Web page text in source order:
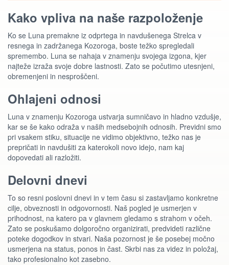
Kako vpliva na naše razpoloženje
Ko se Luna premakne iz odprtega in navdušenega Strelca v
resnega in zadržanega Kozoroga, boste težko spregledali
spremembo. Luna se nahaja v znamenju svojega izgona, kjer
najteže izraža svoje dobre lastnosti. Zato se počutimo utesnjeni,
obremenjeni in nesproščeni.
Ohlajeni odnosi
Luna v znamenju Kozoroga ustvarja sumničavo in hladno vzdušje,
kar se še kako odraža v naših medsebojnih odnosih. Previdni smo
pri vsakem stiku, situacije ne vidimo objektivno, težko nas je
prepričati in navdušiti za katerokoli novo idejo, nam kaj
dopovedati ali razložiti.
Delovni dnevi
To so resni poslovni dnevi in v tem času si zastavljamo konkretne
cilje, obveznosti in odgovornosti. Naš pogled je usmerjen v
prihodnost, na katero pa v glavnem gledamo s strahom v očeh.
Zato se poskušamo dolgoročno organizirati, predvideti različne
poteke dogodkov in stvari. Naša pozornost je še posebej močno
usmerjena na status, ponos in čast. Skrbi nas za videz in položaj,
tako profesionalno kot zasebno.